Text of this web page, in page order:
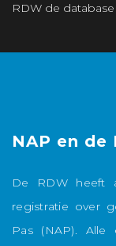
RDW de
NAP en de
De RDW heeft
registratie over
Pas (NAP).